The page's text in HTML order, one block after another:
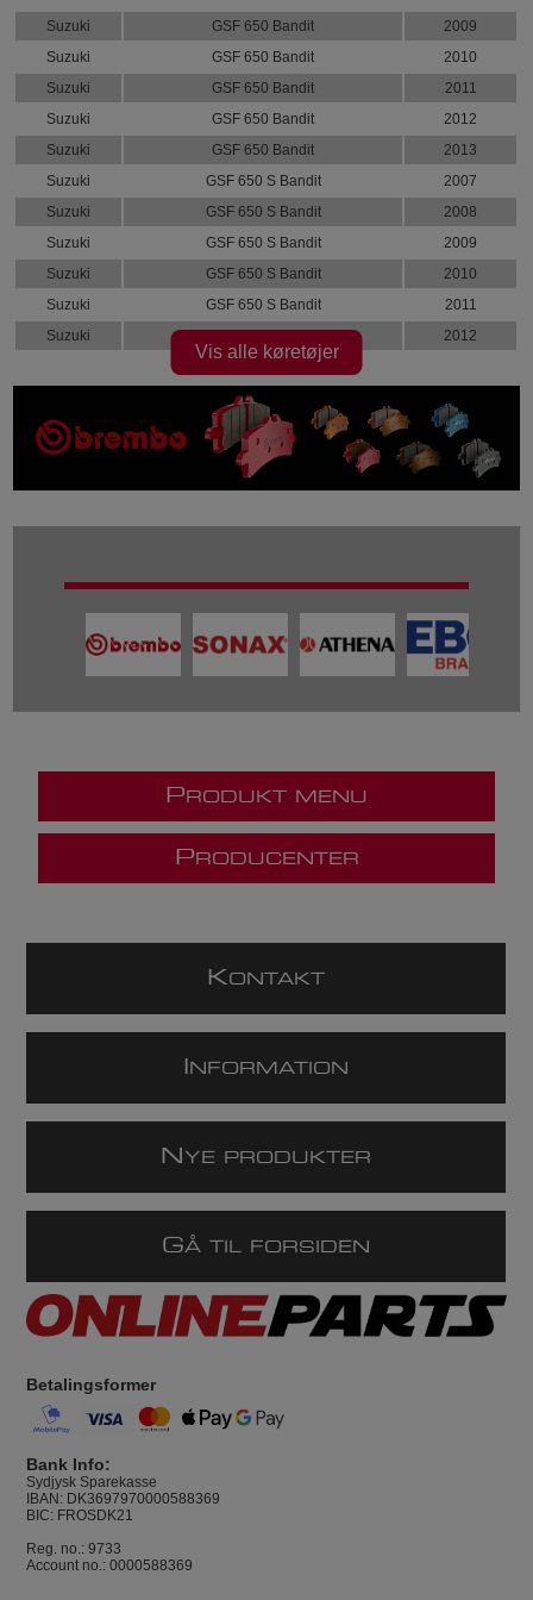
Suzuki
GSF 650 Bandit
2009
Suzuki
GSF 650 Bandit
2010
Suzuki
GSF 650 Bandit
2011
Suzuki
GSF 650 Bandit
2012
Suzuki
GSF 650 Bandit
2013
Suzuki
GSF 650 S Bandit
2007
Suzuki
GSF 650 S Bandit
2008
Suzuki
GSF 650 S Bandit
2009
Suzuki
GSF 650 S Bandit
2010
Suzuki
GSF 650 S Bandit
2011
Suzuki
GSF 650 S Bandit 2012
Vis alle køretøjer
P RODUKT MENU
P RODUCENTER
KONTAKT
NFORMATION
N YE PRODUKTER
GÅ TIL FORSIDEN
Betalingsformer
Bank Info:
Sydjysk Sparekasse
IBAN: DK3697970000588369
BIC: FROSDK21
Reg. no.: 9733
Account no.: 0000588369